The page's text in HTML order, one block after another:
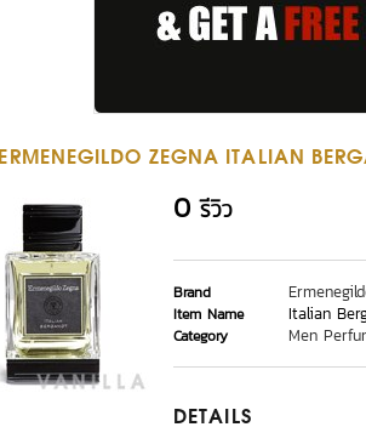
ERMENEGILDO ZEGNA ITALIAN
0 รีวิว
Brand
Item Name Italian
Category Men
DETAILS